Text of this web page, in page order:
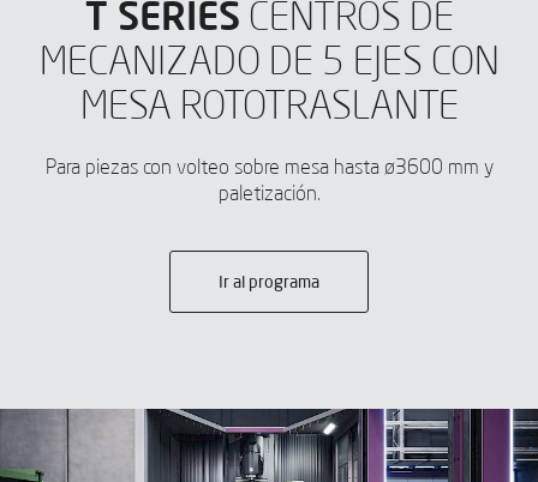
T SERIES CENTROS DE
MECANIZADO DE 5 EJES CON
MESA ROTOTRASLANTE
Para piezas con volteo sobre mesa hasta ø3600 mm y
paletización.
Ir al programa